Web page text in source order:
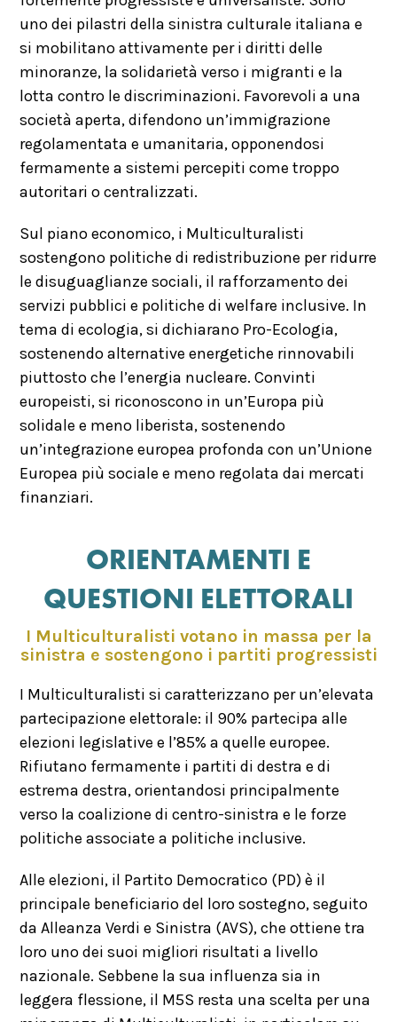
uno dei pilastri della sinistra culturale italiana e
si mobilitano attivamente per i diritti delle
minoranze, la solidarietà verso i migranti e la
lotta contro le discriminazioni. Favorevoli a una
società aperta, difendono un’immigrazione
regolamentata e umanitaria, opponendosi
fermamente a sistemi percepiti come troppo
autoritari o centralizzati.
Sul piano economico, i Multiculturalisti
sostengono politiche di redistribuzione per ridurre
le disuguaglianze sociali, il rafforzamento dei
servizi pubblici e politiche di welfare inclusive. In
tema di ecologia, si dichiarano Pro-Ecologia,
sostenendo alternative energetiche rinnovabili
piuttosto che l’energia nucleare. Convinti
europeisti, si riconoscono in un’Europa più
solidale e meno liberista, sostenendo
un’integrazione europea profonda con un’Unione
Europea più sociale e meno regolata dai mercati
finanziari.
ORIENTAMENTI E
QUESTIONI ELETTORALI
I Multiculturalisti votano in massa per la
sinistra e sostengono i partiti progressisti
I Multiculturalisti si caratterizzano per un’elevata
partecipazione elettorale: il 90% partecipa alle
elezioni legislative e l’85% a quelle europee.
Rifiutano fermamente i partiti di destra e di
estrema destra, orientandosi principalmente
verso la coalizione di centro-sinistra e le forze
politiche associate a politiche inclusive.
Alle elezioni, il Partito Democratico (PD) è il
principale beneficiario del loro sostegno, seguito
da Alleanza Verdi e Sinistra (AVS), che ottiene tra
loro uno dei suoi migliori risultati a livello
nazionale. Sebbene la sua influenza sia in
leggera flessione, il M5S resta una scelta per una